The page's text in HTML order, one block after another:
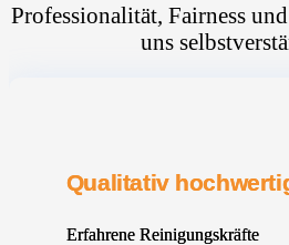
Professionalität, Fairness
uns
Qualitativ
Erfahrene Reinigungskräfte